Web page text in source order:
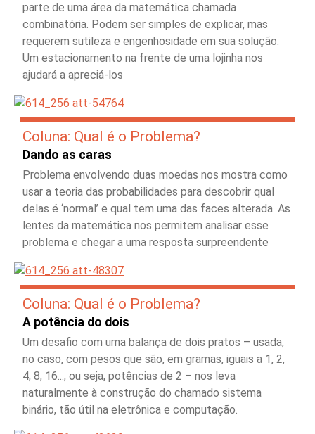
parte de uma área da matemática chamada
combinatória. Podem ser simples de explicar, mas
requerem sutileza e engenhosidade em sua solução.
Um estacionamento na frente de uma lojinha nos
ajudará a apreciá-los
Coluna: Qual é o Problema?
Dando as caras
Problema envolvendo duas moedas nos mostra como
usar a teoria das probabilidades para descobrir qual
delas é ‘normal’ e qual tem uma das faces alterada. As
lentes da matemática nos permitem analisar esse
problema e chegar a uma resposta surpreendente
Coluna: Qual é o Problema?
A potência do dois
Um desafio com uma balança de dois pratos – usada,
no caso, com pesos que são, em gramas, iguais a 1, 2,
4, 8, 16..., ou seja, potências de 2 – nos leva
naturalmente à construção do chamado sistema
binário, tão útil na eletrônica e computação.